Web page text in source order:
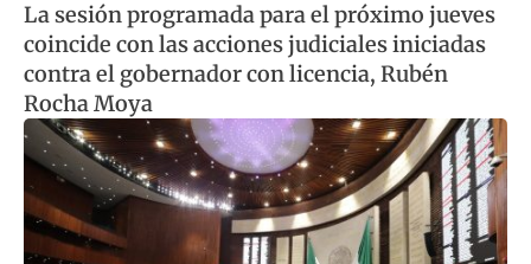
La sesión programada para el próximo jueves
coincide con las acciones judiciales iniciadas
contra el gobernador con licencia, Rubén
Rocha Moya